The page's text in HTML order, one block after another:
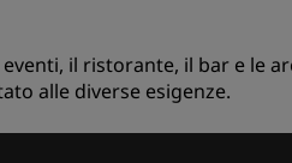
Meeting ed eventi
il ristorante, il bar e le
alle diverse esigenze.